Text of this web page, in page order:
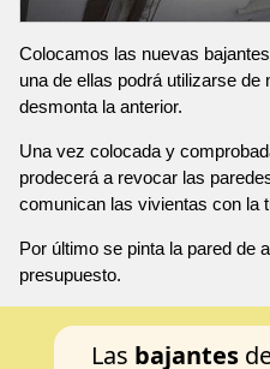
Colocamos las nuevas
una de ellas podrá utilizarse
desmonta la anterior.
Una vez colocada y
prodecerá a revocar las
comunican las vivientas con la
Por último se pinta la pared de
presupuesto.
Las bajantes